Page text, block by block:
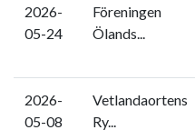
2026-
05-24
Föreningen
Ölands...
2026-
05-08
Vetlandaortens
Ry...